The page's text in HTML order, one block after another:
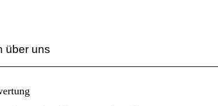
über uns